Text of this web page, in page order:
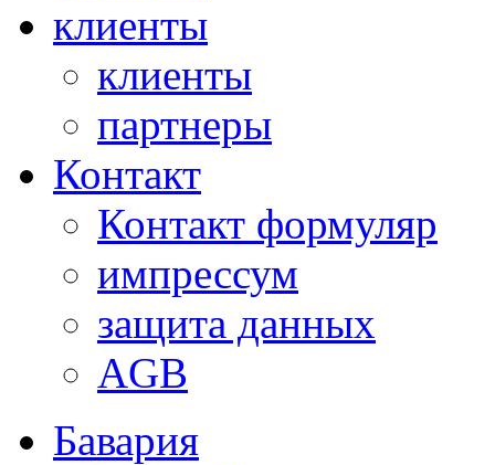
клиенты
клиенты
партнеры
Контакт
Контакт формуляр
импрессум
защита данных
AGB
Бавария